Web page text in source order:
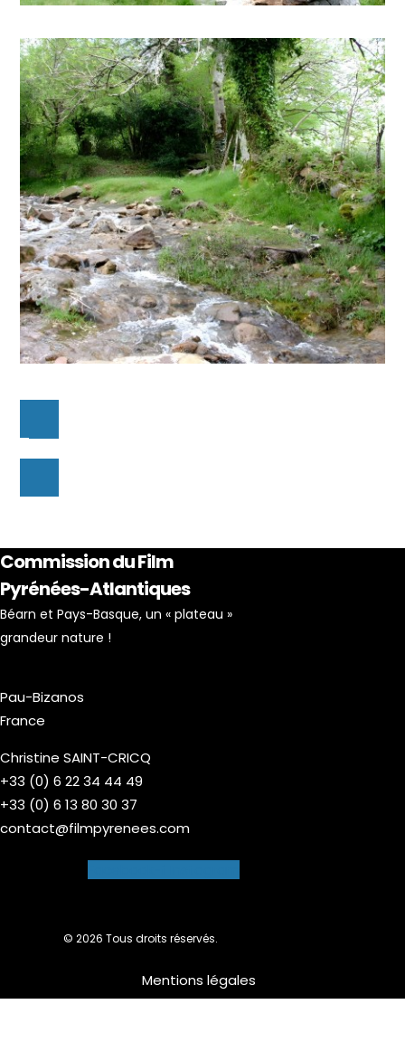
Commission du Film
Pyrénées-Atlantiques
Béarn et Pays-Basque, un « plateau »
grandeur nature !
Pau-Bizanos
France
Christine SAINT-CRICQ
+33 (0) 6 22 34 44 49
+33 (0) 6 13 80 30 37
contact@filmpyrenees.com
© 2026 Tous droits réservés.
Mentions légales